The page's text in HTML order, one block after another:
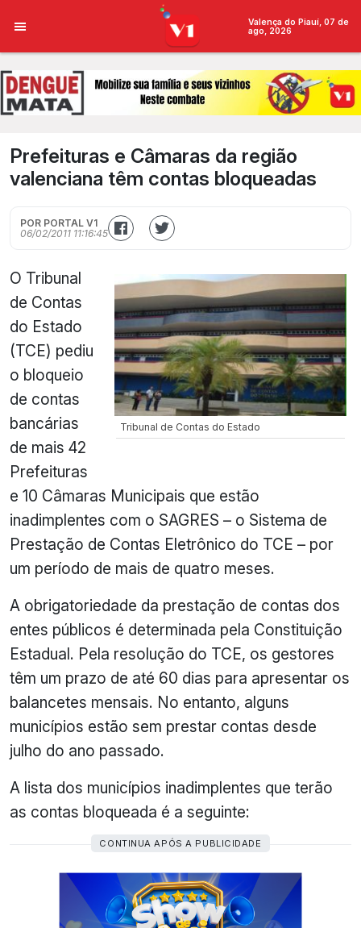
Valença do Piauí, 07 de
ago, 2026
Prefeituras e Câmaras da região
valenciana têm contas bloqueadas
POR PORTAL V1
06/02/2011 11:16:45
Tribunal de Contas do Estado
O Tribunal
de Contas
do Estado
(TCE) pediu
o bloqueio
de contas
bancárias
de mais 42
Prefeituras
e 10 Câmaras Municipais que estão
inadimplentes com o SAGRES – o Sistema de
Prestação de Contas Eletrônico do TCE – por
um período de mais de quatro meses.
A obrigatoriedade da prestação de contas dos
entes públicos é determinada pela Constituição
Estadual. Pela resolução do TCE, os gestores
têm um prazo de até 60 dias para apresentar os
balancetes mensais. No entanto, alguns
municípios estão sem prestar contas desde
julho do ano passado.
A lista dos municípios inadimplentes que terão
as contas bloqueada é a seguinte:
CONTINUA APÓS A PUBLICIDADE